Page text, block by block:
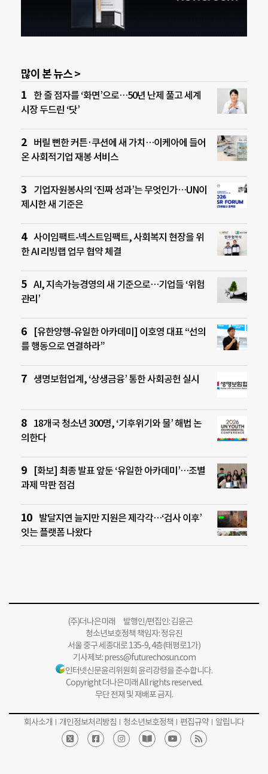
많이 본 뉴스 >
한 줄 점자를 ‘화면’으로…50년 난제 풀고 세계
시장 두드린 ‘닷’
버릴 뻔한 커튼·쿠션에 새 가치…이케아에 들어
온 사회적기업 재봉 서비스
기업자원봉사의 ‘진짜 성과’는 무엇인가…UN이
제시한 새 기준은
사이임팩트-넥스트임팩트, 사회복지 현장을 위
한 AI 리빙랩 업무 협약 체결
AI, 지속가능경영의 새 기준으로…기업들 ‘위험
관리’
[유한양행-유일한 아카데미] 이호영 대표 “선의
를 행동으로 연결하라”
생명보험업계, ‘상생금융’ 통한 사회공헌 실시
18개국 청소년 300명, ‘기후위기와 물’ 해법 논
의한다
[화보] 최종 발표 앞둔 ‘유일한 아카데미’…조별
과제 막판 점검
발달지연 늘지만 지원은 제각각…‘검사 이후’
잇는 플랫폼 나왔다
(주)더나은미래 발행인/편집인: 김윤곤
청소년보호정책 책임자: 정유진
서울 중구 세종대로 135-9, 4층(태평로1가)
기사제보:press@futurechosun.com
인터넷신문윤리위원회 윤리강령을 준수합니다.
Copyright 더나은미래 All rights reserved.
무단 전재 및 재배포 금지.
회사소개 개인정보처리방침 청소년보호정책 편집규약 알립니다